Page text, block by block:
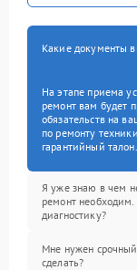
Какие документы
На этапе приема
ремонт вам будет
обязательств на
по ремонту
гарантийный талон.
Я уже знаю в чем
ремонт необходим.
диагностику?
Мне нужен
сделать?